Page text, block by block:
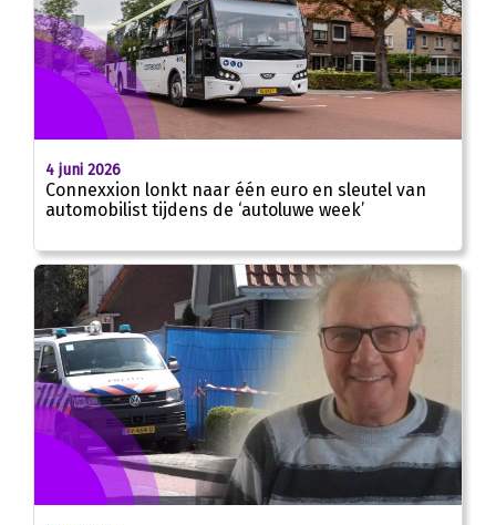
4 juni 2026
Connexxion lonkt naar één euro en sleutel van
automobilist tijdens de ‘autoluwe week’